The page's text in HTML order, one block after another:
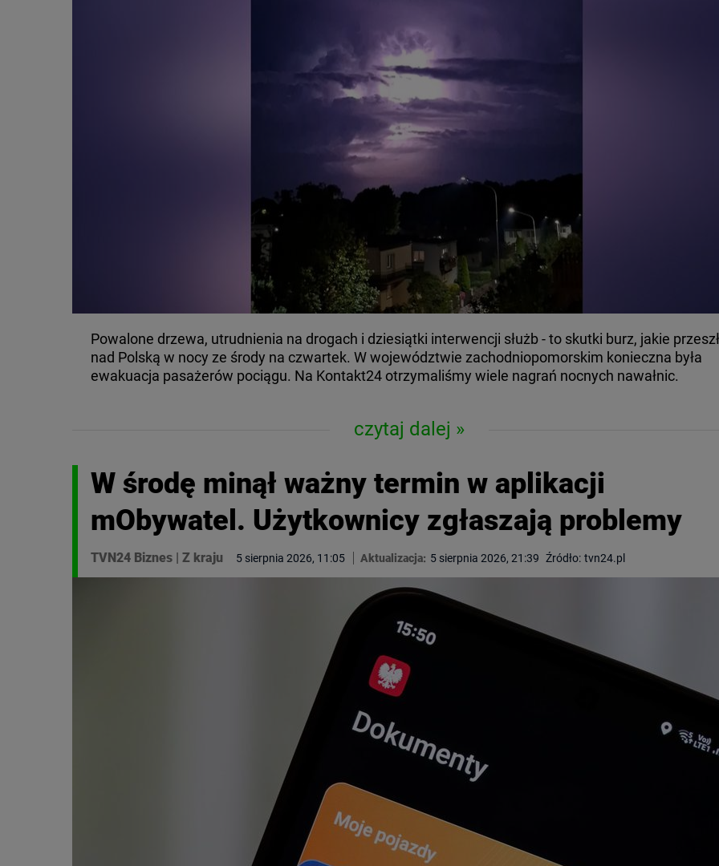
czytaj dalej
Powalone drzewa, utrudnienia na drogach i dziesiątki interwencji służb - to skutki burz, jakie
nad Polską w nocy ze środy na czwartek. W województwie zachodniopomorskim konieczna była
ewakuacja pasażerów pociągu. Na Kontakt24 otrzymaliśmy wiele nagrań nocnych nawałnic.
W środę minął ważny termin w aplikacji
mObywatel. Użytkownicy zgłaszają problemy
TVN24 Biznes | Z kraju 5 sierpnia 2026, 11:05 Aktualizacja: 5 sierpnia 2026, 21:39 Źródło: tvn24.pl